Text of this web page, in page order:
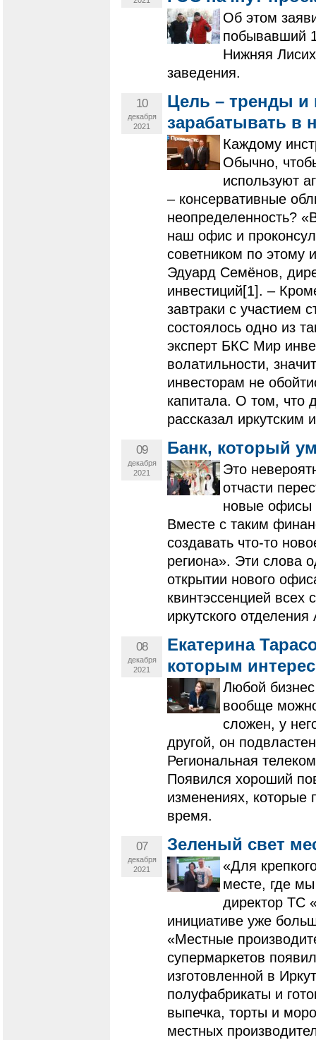
Об этом
побывавший
Нижняя
заведения.
10
декабря
2021
Цель – тренды и
зарабатывать в
Каждому
Обычно,
используют
– консервативные
неопределенность?
наш офис и
советником по этому
Эдуард Семёнов,
инвестиций[1]. –
завтраки с участием
состоялось одно из
эксперт БКС Мир
волатильности,
инвесторам не
капитала. О том, что
рассказал иркутским
09
декабря
2021
Банк, который
Это
отчасти
новые офисы
Вместе с таким
создавать что-то
региона». Эти слова
открытии нового
квинтэссенцией
иркутского
08
декабря
2021
Екатерина
которым
Любой
вообще
сложен, у
другой, он
Региональная
Появился хороший
изменениях, которые
время.
07
декабря
2021
Зеленый свет
«Для
месте, где
директор ТС
инициативе уже
«Местные
супермаркетов
изготовленной в
полуфабрикаты и
выпечка, торты и
местных